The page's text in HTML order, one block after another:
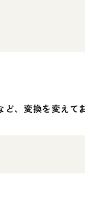
、変換を変えて